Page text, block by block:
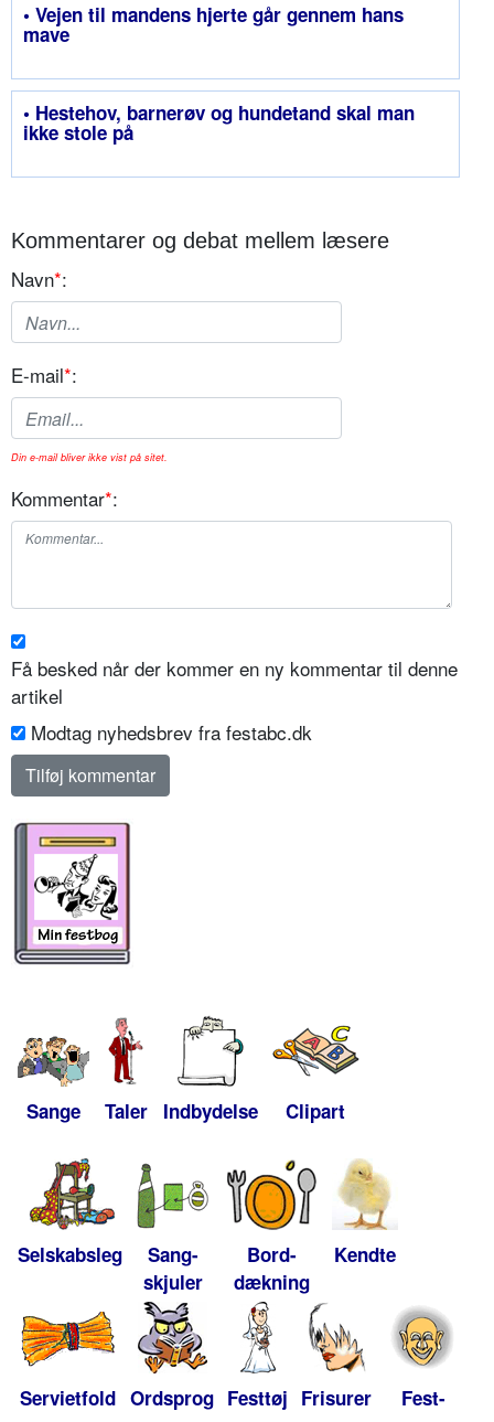
• Vejen til mandens hjerte går gennem hans
mave
• Hestehov, barnerøv og hundetand skal man
ikke stole på
Kommentarer og debat mellem læsere
Navn*:
E-mail*:
Din e-mail bliver ikke vist på sitet.
Kommentar*:
Få besked når der kommer en ny kommentar til denne
artikel
Modtag nyhedsbrev fra festabc.dk
Sange Taler Indbydelse Clipart
Selskabsleg
Sang-
skjuler
Bord-
dækning
Kendte
Servietfold Ordsprog Festtøj Frisurer
Fest-